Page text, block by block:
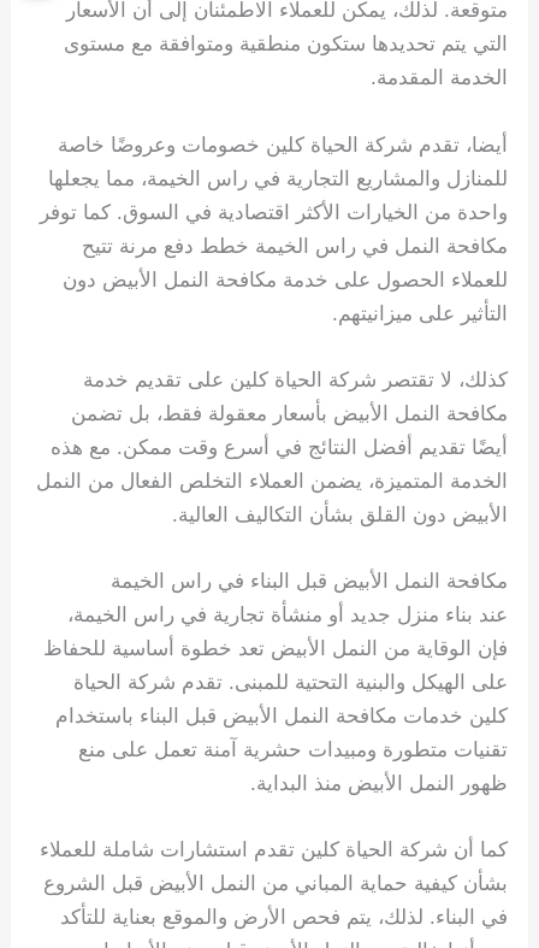
متوقعة. لذلك، يمكن للعملاء الاطمئنان إلى أن الأسعار
التي يتم تحديدها ستكون منطقية ومتوافقة مع مستوى
الخدمة المقدمة.
أيضا، تقدم شركة الحياة كلين خصومات وعروضًا خاصة
للمنازل والمشاريع التجارية في راس الخيمة، مما يجعلها
واحدة من الخيارات الأكثر اقتصادية في السوق. كما توفر
مكافحة النمل في راس الخيمة خطط دفع مرنة تتيح
للعملاء الحصول على خدمة مكافحة النمل الأبيض دون
التأثير على ميزانيتهم.
كذلك، لا تقتصر شركة الحياة كلين على تقديم خدمة
مكافحة النمل الأبيض بأسعار معقولة فقط، بل تضمن
أيضًا تقديم أفضل النتائج في أسرع وقت ممكن. مع هذه
الخدمة المتميزة، يضمن العملاء التخلص الفعال من النمل
الأبيض دون القلق بشأن التكاليف العالية.
مكافحة النمل الأبيض قبل البناء في راس الخيمة
عند بناء منزل جديد أو منشأة تجارية في راس الخيمة،
فإن الوقاية من النمل الأبيض تعد خطوة أساسية للحفاظ
على الهيكل والبنية التحتية للمبنى. تقدم شركة الحياة
كلين خدمات مكافحة النمل الأبيض قبل البناء باستخدام
تقنيات متطورة ومبيدات حشرية آمنة تعمل على منع
ظهور النمل الأبيض منذ البداية.
كما أن شركة الحياة كلين تقدم استشارات شاملة للعملاء
بشأن كيفية حماية المباني من النمل الأبيض قبل الشروع
في البناء. لذلك، يتم فحص الأرض والموقع بعناية للتأكد